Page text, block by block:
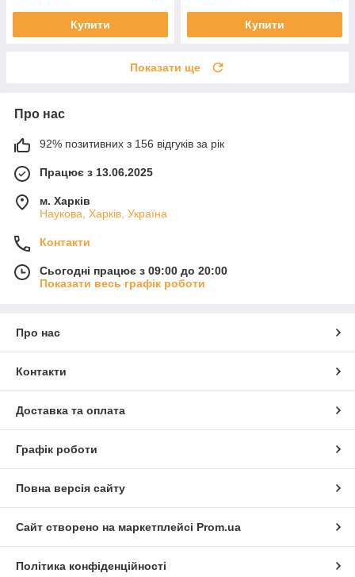
Купити Купити
Показати ще
Про нас
92% позитивних з 156 відгуків за рік
Працює з 13.06.2025
м. Харків
Наукова, Харків, Україна
Контакти
Сьогодні працює з 09:00 до 20:00
Показати весь графік роботи
Про нас
Контакти
Доставка та оплата
Графік роботи
Повна версія сайту
Сайт створено на маркетплейсі Prom.ua
Політика конфіденційності